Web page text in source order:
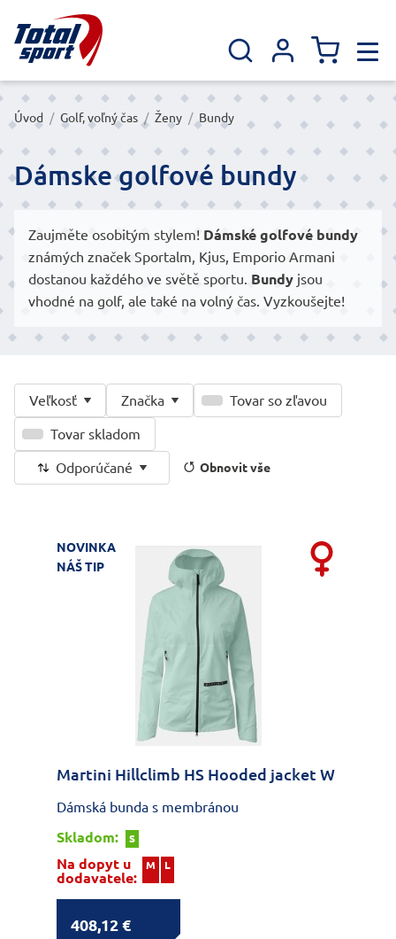
Úvod / Golf, voľný čas / Ženy / Bundy
Dámske golfové bundy
Zaujměte osobitým stylem! Dámské golfové bundy
známých značek Sportalm, Kjus, Emporio Armani
dostanou každého ve světě sportu. Bundy jsou
vhodné na golf, ale také na volný čas. Vyzkoušejte!
Veľkosť Značka Tovar so zľavou
Tovar skladom
Odporúčané Obnovit vše
NOVINKA
NÁŠ TIP
Martini Hillclimb HS Hooded jacket W
Dámská bunda s membránou
Skladom:
S
Na dopyt u
dodavatele:
M L
408,12 €